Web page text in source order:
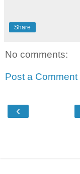
Share
No comments:
Post a Comment
‹